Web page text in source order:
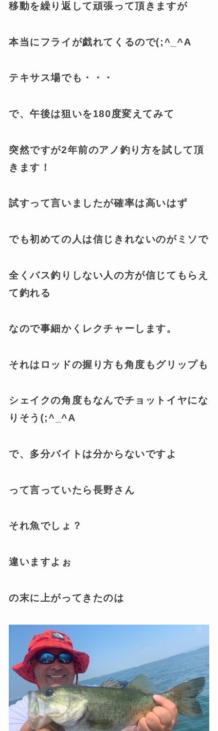
移動を繰り返して頑張って頂きますが
本当にフライが戯れてくるので(;^_^A
テキサス場でも・・・
で、午後は狙いを180度変えてみて
突然ですが2年前のアノ釣り方を試して頂
きます！
試すって言いましたが確率は高いはず
でも初めての人は信じきれないのがミソで
全くバス釣りしない人の方が信じてもらえ
て釣れる
なので事細かくレクチャーします。
それはロッドの握り方も角度もグリップも
シェイクの角度もなんでチョットイヤにな
りそう(;^_^A
で、多分バイトは分からないですよ
って言っていたら長野さん
それ魚でしょ？
違いますよぉ
の末に上がってきたのは